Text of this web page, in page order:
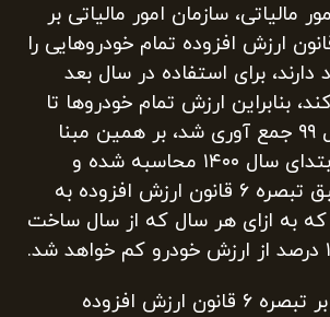
مالیاتی، سازمان امور مالیاتی بر
ماده ۴۲ قانون ارزش افزوده تمام خودرو‌هایی را
برای استفاده در سال بعد
بنابراین ارزش تمام خودرو‌ها تا
پایان دی ماه سال ۹۹ جمع آوری شد، بر همین مبنا
ارزش خودرو در ابتدای سال ۱۴۰۰ محاسبه شده و
روش محاسبه طبق تبصره ۶ قانون ارزش افزوده به
به ازای هر سال که از سال ساخت
رحیمی گفت: بنا بر تبصره ۶ قانون ارزش افزوده